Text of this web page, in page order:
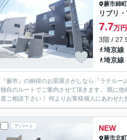
蕨市錦町
リブリ
7.7万円
3階 /
埼京線
埼京線
『蕨市』の納得のお部屋さがしなら『ラテル
独自のルートでご案内させて頂きます。 既に
度ご相談下さい！ 何よりお客様
アパート NEW
蕨市北町